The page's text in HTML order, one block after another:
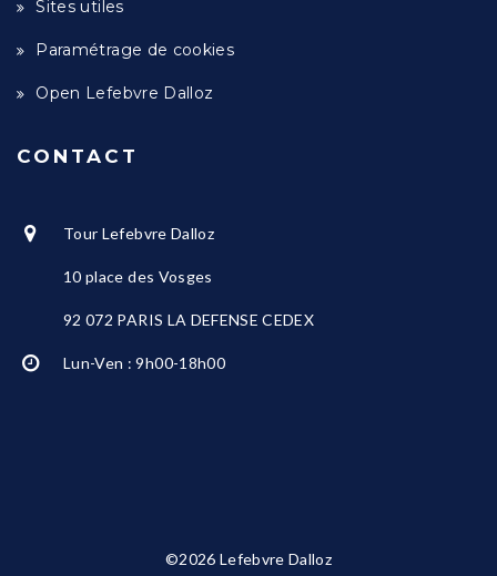
Sites utiles
Paramétrage de cookies
Open Lefebvre Dalloz
CONTACT
Tour Lefebvre Dalloz
10 place des Vosges
92 072 PARIS LA DEFENSE CEDEX
Lun-Ven : 9h00-18h00
©2026 Lefebvre Dalloz